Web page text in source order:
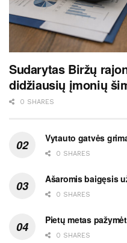
Sudarytas Biržų
didžiausių įmonių
0 SHARES
Vytauto gatvės
0 SHARES
Ašaromis baigęsis
0 SHARES
Pietų metas
0 SHARES